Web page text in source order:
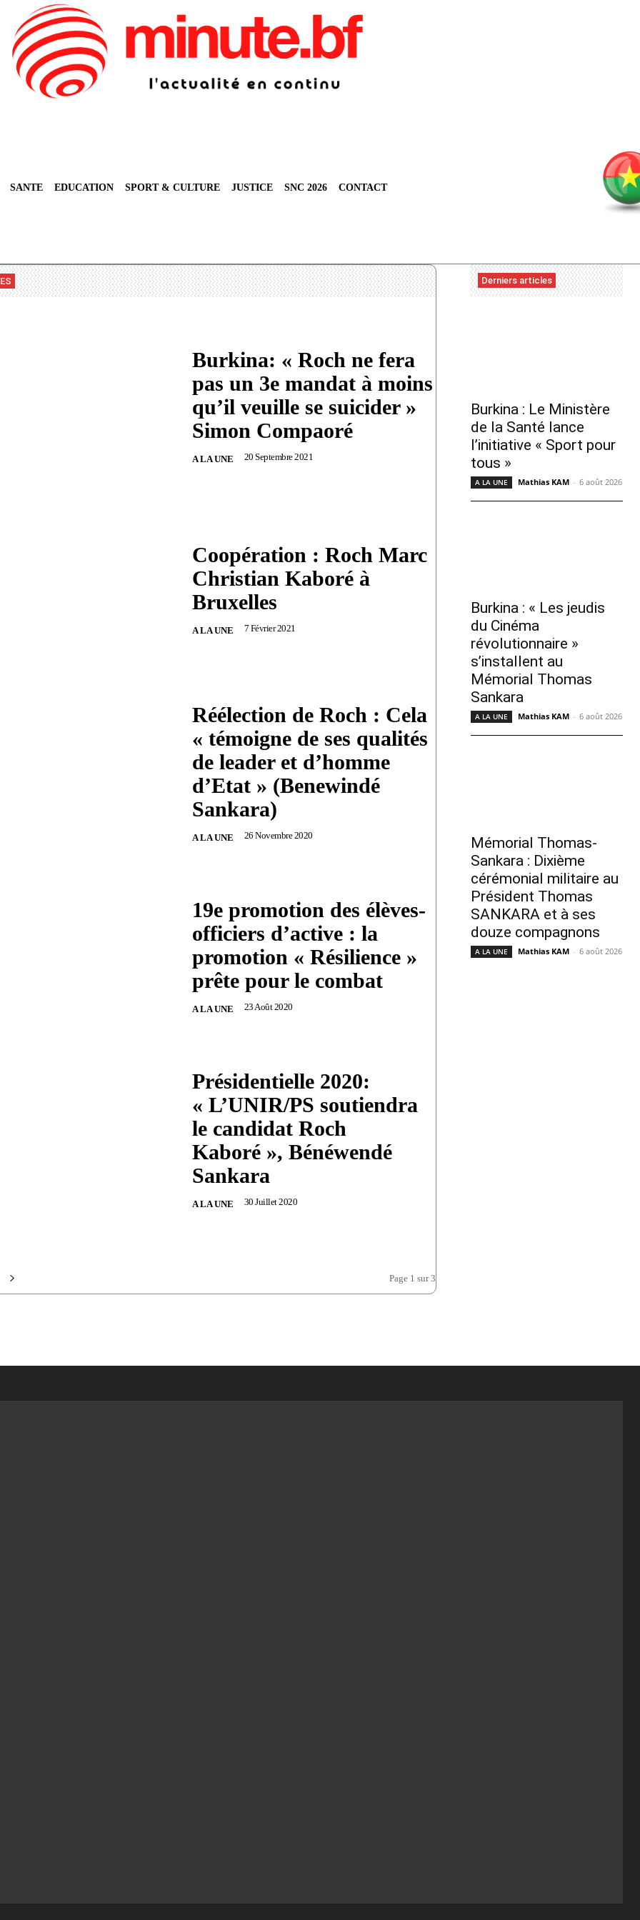
SANTE EDUCATION SPORT & CULTURE JUSTICE SNC 2026 CONTACT
Burkina: « Roch ne fera
pas un 3e mandat à moins
qu’il veuille se suicider »
Simon Compaoré
A LA UNE 20 Septembre 2021
Coopération : Roch Marc
Christian Kaboré à
Bruxelles
A LA UNE 7 Février 2021
Réélection de Roch : Cela
« témoigne de ses qualités
de leader et d’homme
d’Etat » (Benewindé
Sankara)
A LA UNE 26 Novembre 2020
19e promotion des élèves-
officiers d’active : la
promotion « Résilience »
prête pour le combat
A LA UNE 23 Août 2020
Présidentielle 2020:
« L’UNIR/PS soutiendra
le candidat Roch
Kaboré », Bénéwendé
Sankara
A LA UNE 30 Juillet 2020
Page 1 sur 3
Derniers articles
Burkina : Le Ministère
de la Santé lance
l’initiative « Sport pour
tous »
A LA UNE Mathias KAM - 6 août 2026
Burkina : « Les jeudis
du Cinéma
révolutionnaire »
s’installent au
Mémorial Thomas
Sankara
A LA UNE Mathias KAM - 6 août 2026
Mémorial Thomas-
Sankara : Dixième
cérémonial militaire au
Président Thomas
SANKARA et à ses
douze compagnons
A LA UNE Mathias KAM - 6 août 2026